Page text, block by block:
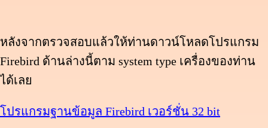
หลังจากตรวจสอบแล้วให้ท่านดาวน์โหลดโปรแกรม
Firebird ด้านล่างนี้ตาม system type เครื่องของท่าน
ได้เลย
โปรแกรมฐานข้อมูล Firebird เวอร์ชั่น 32 bit